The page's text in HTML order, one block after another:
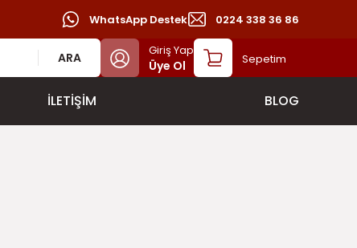
WhatsApp Destek 0224 338 36 86
ARA Giriş Yap
Üye Ol Sepetim
İLETİŞİM BLOG